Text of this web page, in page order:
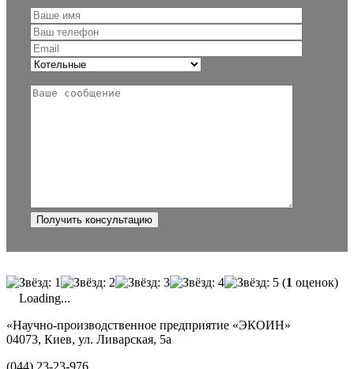
(1 оценок)
Loading...
«Научно-производственное предприятие «ЭКОИН»
04073, Киев, ул. Ливарская, 5а